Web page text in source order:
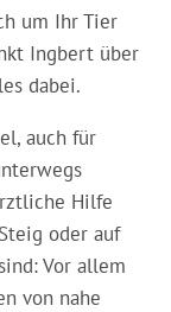
um Ihr Tier
Ingbert über
dabei.
auch für
Hilfe
oder auf
Vor allem
von nahe